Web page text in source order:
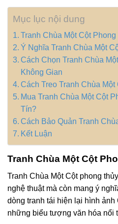
Mục lục nội dung
Tranh Chùa Một Cột
Ý Nghĩa Tranh Chùa Một
Cách Chọn Tranh Chùa
Không Gian
Cách Treo Tranh Chùa
Mua Tranh Chùa Một Cột
Tín?
Cách Bảo Quản Tranh
Kết Luận
Tranh Chùa Một Cột
Tranh Chùa Một Cột phong
nghệ thuật mà còn mang ý
dòng tranh tái hiện lại hình ảnh
những biểu tượng văn hóa nổi